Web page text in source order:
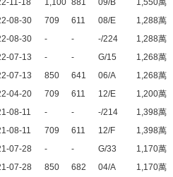
08-30
709 611 08/E
1,288萬
08-30
- - -/224
1,288萬
07-13
- - G/15
1,268萬
07-13
850 641 06/A
1,268萬
04-20
709 611 12/E
1,200萬
08-11
- - -/214
1,398萬
08-11
709 611 12/F
1,398萬
07-28
- - G/33
1,170萬
07-28
850 682 04/A 1,170萬